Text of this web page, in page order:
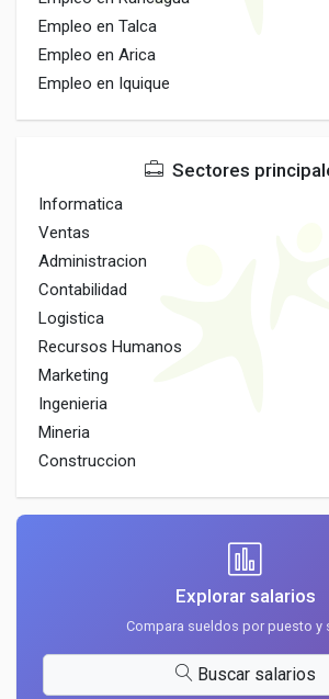
Empleo en Talca
Empleo en Arica
Empleo en Iquique
Sectores
Informatica
Ventas
Administracion
Contabilidad
Logistica
Recursos Humanos
Marketing
Ingenieria
Mineria
Construccion
Explorar salarios
Compara sueldos por puesto y
Buscar salarios